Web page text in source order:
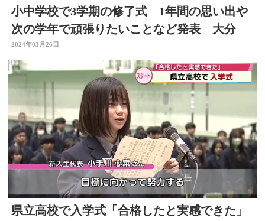
小中学校で3学期の修了式 1年間の思い出や
次の学年で頑張りたいことなど発表 大分
2024年03月26日
県立高校で入学式「合格したと実感できた」